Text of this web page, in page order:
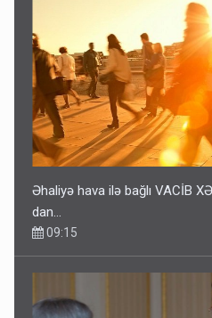
Əhaliyə hava ilə bağlı VACİB
dan…
09:15